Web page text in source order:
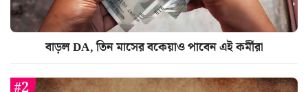
বাড়ল DA, তিন মাসের বকেয়াও পাবেন এই কর্মীরা